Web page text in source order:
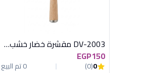
DV-2003 مقشرة خضار خشب*استانلس جانبية
EGP150
0
(0)
0 تم البيع